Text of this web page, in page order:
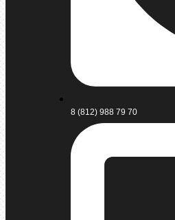
8 (812) 988 79 70